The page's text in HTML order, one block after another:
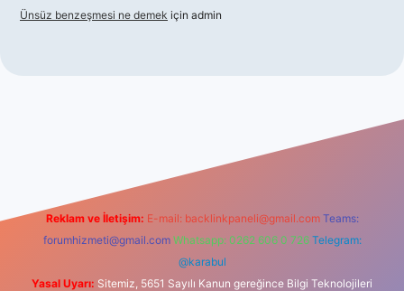
Ünsüz benzeşmesi ne demek için admin
Reklam ve İletişim: E-mail: backlinkpaneli@gmail.com Teams:
forumhizmeti@gmail.com Whatsapp: 0262 606 0 726 Telegram:
@karabul
Yasal Uyarı: Sitemiz, 5651 Sayılı Kanun gereğince Bilgi Teknolojileri